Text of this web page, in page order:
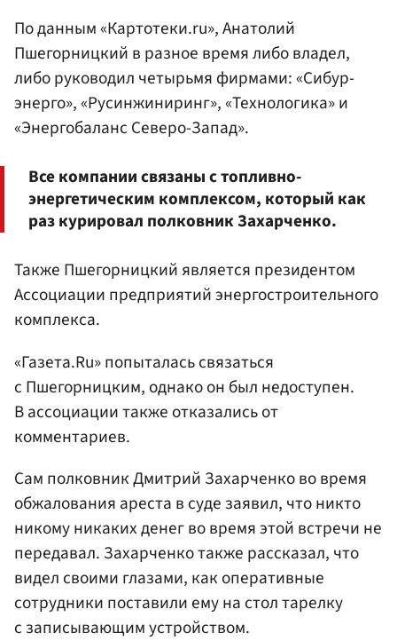
По данным «Картотеки.ru», Анатолий
Пшегорницкий в разное время либо владел,
либо руководил четырьмя фирмами: «Сибур-
энерго», «Русинжиниринг», «Технологика» и
«Энергобаланс Северо-Запад».
Все компании связаны с топливно-
энергетическим комплексом, который как
раз курировал полковник Захарченко.
Также Пшегорницкий является президентом
Ассоциации предприятий энергостроительного
комплекса.
«Газета.Ru» попыталась связаться
с Пшегорницким, однако он был недоступен.
В ассоциации также отказались от
комментариев.
Сам полковник Дмитрий Захарченко во время
обжалования ареста в суде заявил, что никто
никому никаких денег во время этой встречи не
передавал. Захарченко также рассказал, что
видел своими глазами, как оперативные
сотрудники поставили ему на стол тарелку
с записывающим устройством.